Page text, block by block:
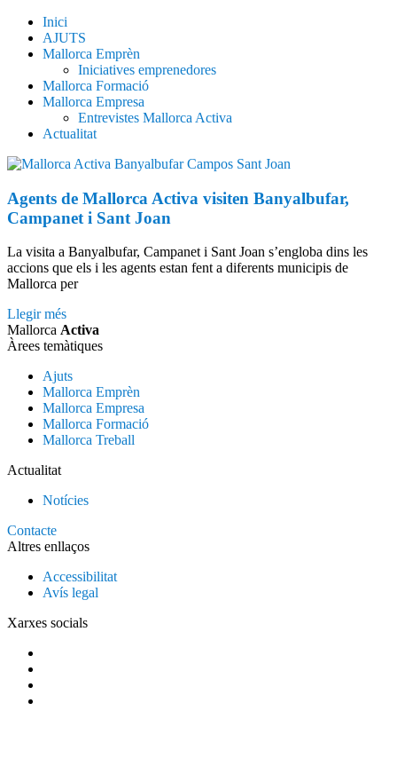
Inici
AJUTS
Mallorca Emprèn
Iniciatives emprenedores
Mallorca Formació
Mallorca Empresa
Entrevistes Mallorca Activa
Actualitat
Agents de Mallorca Activa visiten Banyalbufar,
Campanet i Sant Joan
La visita a Banyalbufar, Campanet i Sant Joan s’engloba dins les
accions que els i les agents estan fent a diferents municipis de
Mallorca per
Llegir més
Mallorca Activa
Àrees temàtiques
Ajuts
Mallorca Emprèn
Mallorca Empresa
Mallorca Formació
Mallorca Treball
Actualitat
Notícies
Contacte
Altres enllaços
Accessibilitat
Avís legal
Xarxes socials